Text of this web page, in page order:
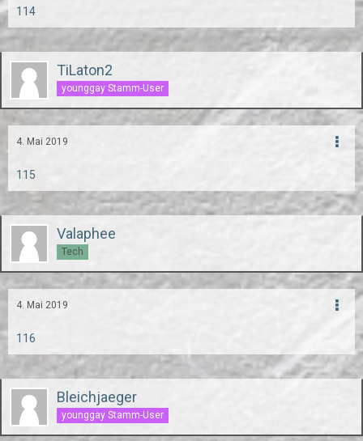
114
TiLaton2
younggay Stamm-User
4. Mai 2019
115
Valaphee
Tech
4. Mai 2019
116
Bleichjaeger
younggay Stamm-User